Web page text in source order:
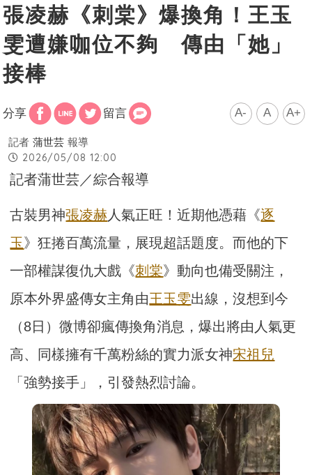
張凌赫《刺棠》爆換角！王玉
雯遭嫌咖位不夠 傳由「她」
接棒
分享 留言 A- A A+
記者 蒲世芸 報導
2026/05/08 12:00
記者蒲世芸／綜合報導
古裝男神張凌赫人氣正旺！近期他憑藉《逐
玉》狂捲百萬流量，展現超話題度。而他的下
一部權謀復仇大戲《刺棠》動向也備受關注，
原本外界盛傳女主角由王玉雯出線，沒想到今
（8日）微博卻瘋傳換角消息，爆出將由人氣更
高、同樣擁有千萬粉絲的實力派女神宋祖兒
「強勢接手」，引發熱烈討論。